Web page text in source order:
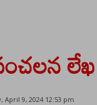
April 9, 2024 12:53 pm